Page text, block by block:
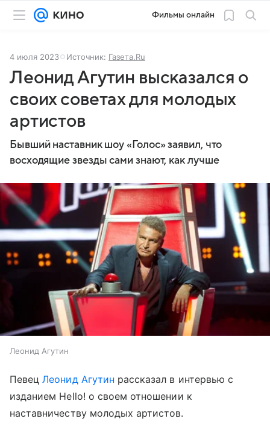
Фильмы онлайн
4 июля 2023 Источник: Газета.Ru
Леонид Агутин высказался о
своих советах для молодых
артистов
Бывший наставник шоу «Голос» заявил, что
восходящие звезды сами знают, как лучше
Леонид Агутин
ПевецЛеонид Агутин рассказал в интервью с
изданием Hello! о своем отношении к
наставничеству молодых артистов.